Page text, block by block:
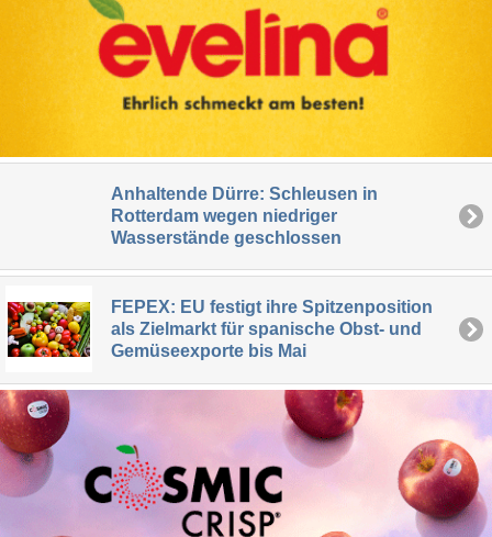
Anhaltende Dürre: Schleusen in
Rotterdam wegen niedriger
Wasserstände geschlossen
FEPEX: EU festigt ihre Spitzenposition
als Zielmarkt für spanische Obst- und
Gemüseexporte bis Mai